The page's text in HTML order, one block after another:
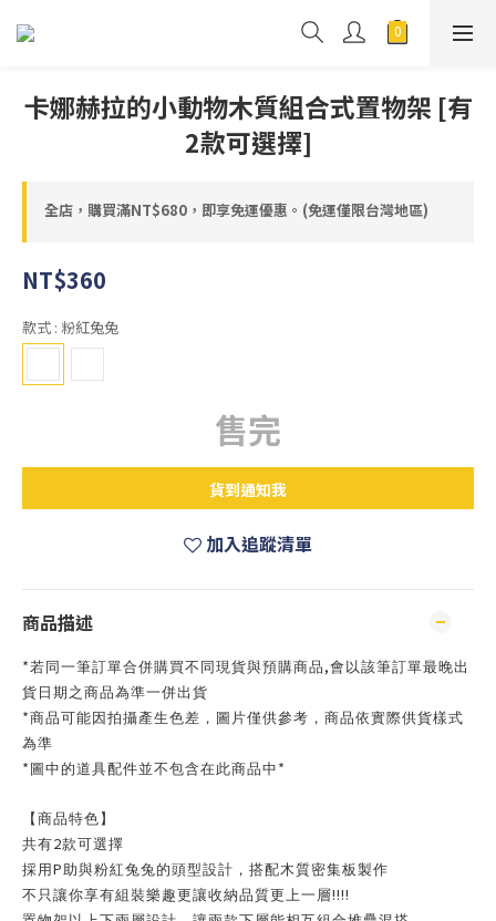
卡娜赫拉的小動物木質組合式置物架 [有
2款可選擇]
全店，購買滿NT$680，即享免運優惠。(免運僅限台灣地區)
NT$360
款式 : 粉紅兔兔
售完
貨到通知我
加入追蹤清單
商品描述
*若同一筆訂單合併購買不同現貨與預購商品 ,會以該筆訂單最晚出
貨日期之商品為準一併出貨
*商品可能因拍攝產生色差，圖片僅供參考，商品依實際供貨樣式
為準
* 圖中的道具配件並不包含在此商品中 *
【商品特色】
共有2款可選擇
採用 P助與粉紅兔兔的頭型設計，搭配木質密集板製作
不只讓你享有組裝樂趣更讓收納品質更上一層!!!!